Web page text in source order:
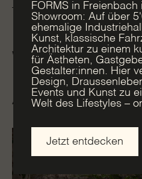
Was bedeutet
Allgemein Events
FORMS in Freienbach
Showroom: Auf über
ehemalige
Kunst, klassische
Architektur zu einem
für Ästheten,
Gestalter:innen. Hier
Design,
Events und Kunst zu
Welt des Lifestyles –
Jetzt entdecken